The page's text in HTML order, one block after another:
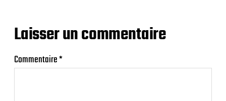
Laisser un commentaire
Commentaire*